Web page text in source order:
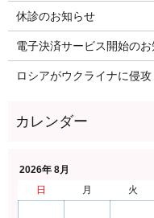
休診のお知らせ
電子決済サービス開始の
ロシアがウクライナに侵攻
2026年 8月
日
月 火